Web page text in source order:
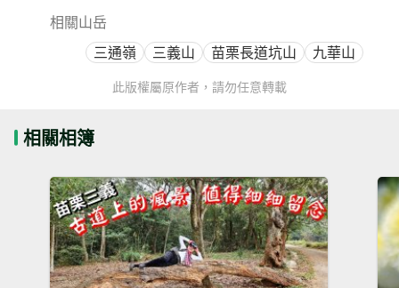
相關山岳
三通嶺
三義山 苗栗長道坑山 九華山
此版權屬原作者，請勿任意轉載
相關相簿